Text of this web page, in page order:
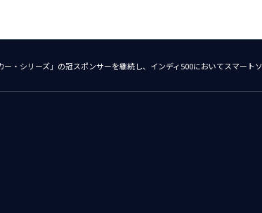
・シリーズ」の冠スポンサーを継続し、インディ500においてスマート